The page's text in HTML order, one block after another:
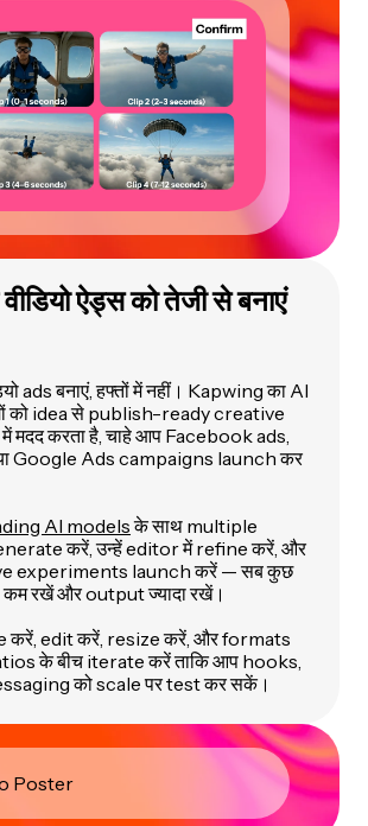
ऐड्स को तेजी से बनाएं
ads बनाएं, हफ्तों में नहीं। Kapwing का AI
को idea से publish-ready creative
मदद करता है, चाहे आप Facebook ads,
Google Ads campaigns launch कर
AI modelsके साथ multiple
करें, उन्हें editor में refine करें, और
experiments launch करें — सब कुछ
रखें और output ज्यादा रखें।
करें, edit करें, resize करें, और formats
के बीच iterate करें ताकि आप hooks,
को scale पर test कर सकें।